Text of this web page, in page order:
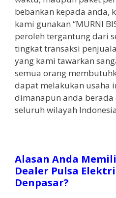
bebankan kepada anda,
kami gunakan “MURNI
peroleh tergantung dari
tingkat transaksi
yang kami tawarkan
semua orang
dapat melakukan usaha
dimanapun anda berada
seluruh wilayah
Alasan Anda
Dealer Pulsa
Denpasar?